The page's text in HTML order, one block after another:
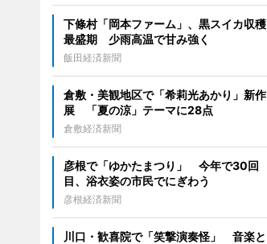
下條村「岡本ファーム」、黒スイカ収穫
最盛期 少雨高温で甘み強く
飯田経済新聞
倉敷・美観地区で「希莉光あかり」新作
展 「夏の涼」テーマに28点
倉敷経済新聞
彦根で「ゆかたまつり」 今年で30回
目、浴衣姿の市民でにぎわう
彦根経済新聞
川口・歓喜院で「笑撃演奏怪」 音楽と